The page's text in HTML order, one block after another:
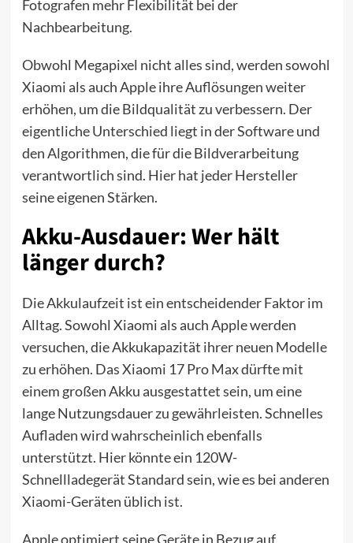
Fotografen mehr Flexibilität bei der
Nachbearbeitung.
Obwohl Megapixel nicht alles sind, werden sowohl
Xiaomi als auch Apple ihre Auflösungen weiter
erhöhen, um die Bildqualität zu verbessern. Der
eigentliche Unterschied liegt in der Software und
den Algorithmen, die für die Bildverarbeitung
verantwortlich sind. Hier hat jeder Hersteller
seine eigenen Stärken.
Akku-Ausdauer: Wer hält
länger durch?
Die Akkulaufzeit ist ein entscheidender Faktor im
Alltag. Sowohl Xiaomi als auch Apple werden
versuchen, die Akkukapazität ihrer neuen Modelle
zu erhöhen. Das Xiaomi 17 Pro Max dürfte mit
einem großen Akku ausgestattet sein, um eine
lange Nutzungsdauer zu gewährleisten. Schnelles
Aufladen wird wahrscheinlich ebenfalls
unterstützt. Hier könnte ein 120W-
Schnellladegerät Standard sein, wie es bei anderen
Xiaomi-Geräten üblich ist.
Apple optimiert seine Geräte in Bezug auf